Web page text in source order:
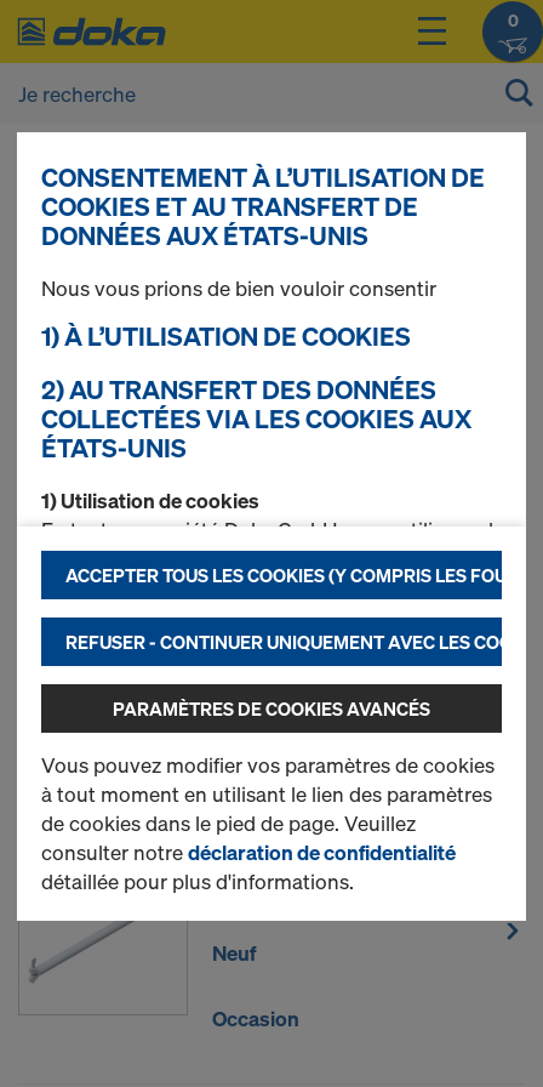
0
Vous pouvez afficher les prix de vos produits
après vous être connecté(e)ouinscrit(e)
Eléments porteurs
horizontaux
5 produits trouvés
Le plus recherché
Doppelriegel
Neuf
Moise
Neuf
Occasion
CONSENTEMENT À L’UTILISATION DE
COOKIES ET AU TRANSFERT DE
DONNÉES AUX ÉTATS-UNIS
Nous vous prions de bien vouloir consentir
1) À L’UTILISATION DE COOKIES
2) AU TRANSFERT DES DONNÉES
COLLECTÉES VIA LES COOKIES AUX
ÉTATS-UNIS
1) Utilisation de cookies
En tant que société Doka GmbH, nous utilisons des
cookies et des applications tierces qui nous
permettent de garantir une performance optimale
de notre site Internet, et notamment
d’améliorer en permanence la fonctionnalité de
notre site Internet (nécessaires),
d’assurer un processus d’achat optimal lors de
l’utilisation de la boutique en ligne Doka
(fonctionnels et statistiques) ou
d’activer sur certaines plateformes une
publicité ciblée adaptée à vos besoins
d’utilisateur (marketing).
Vous trouverez de plus amples informations sur
nos cookies dans notre
des données
sélectionner vos cookies(paramétrages avancés
ACCEPTER TOUS LES COOKIES (Y COMPRIS LES
REFUSER - CONTINUER UNIQUEMENT AVEC LES
PARAMÈTRES DE COOKIES AVANCÉS
Vous pouvez modifier vos paramètres de cookies
à tout moment en utilisant le lien des paramètres
de cookies dans le pied de page. Veuillez
consulter notredéclaration de confidentialité
détaillée pour plus d'informations.